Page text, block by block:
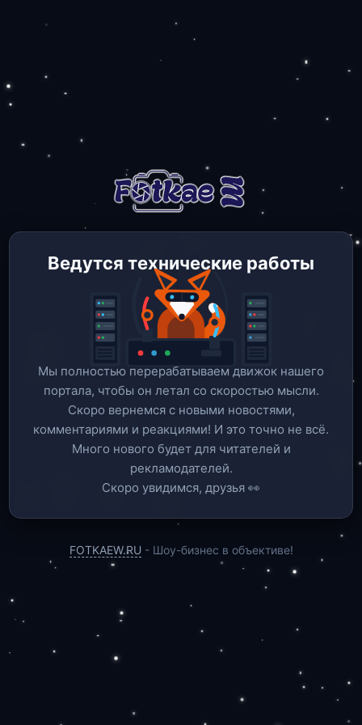
Ведутся технические работы
Мы полностью перерабатываем движок нашего
портала, чтобы он летал со скоростью мысли.
Скоро вернемся c новыми новостями,
комментариями и реакциями! И это точно не всё.
Много нового будет для читателей и
рекламодателей.
Скоро увидимся, друзья 👀
FOTKAEW.RU - Шоу-бизнес в объективе!